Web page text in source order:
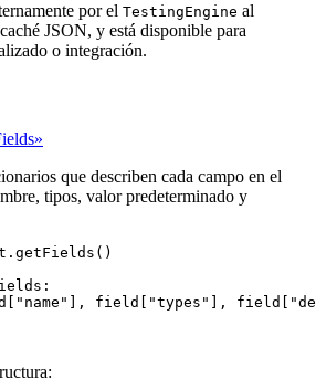
por el TestingEngine al
JSON, y está disponible para
o integración.
que describen cada campo en el
tipos, valor predeterminado y
getFields ()
" name " , field "types " , field "